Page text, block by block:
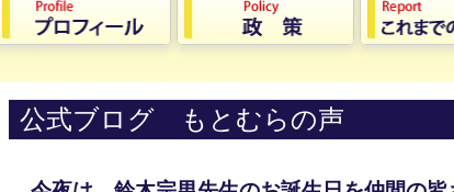
公式ブログ もとむらの声